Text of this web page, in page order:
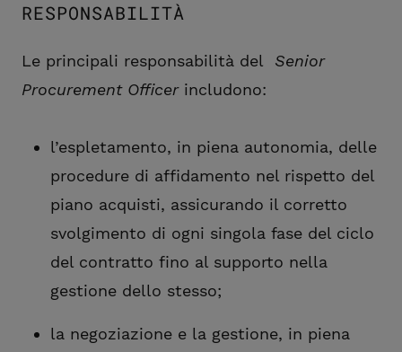
RESPONSABILITÀ
Le principali responsabilità del Senior
Procurement Officer includono:
l’espletamento, in piena autonomia, delle
procedure di affidamento nel rispetto del
piano acquisti, assicurando il corretto
svolgimento di ogni singola fase del ciclo
del contratto fino al supporto nella
gestione dello stesso;
la negoziazione e la gestione, in piena